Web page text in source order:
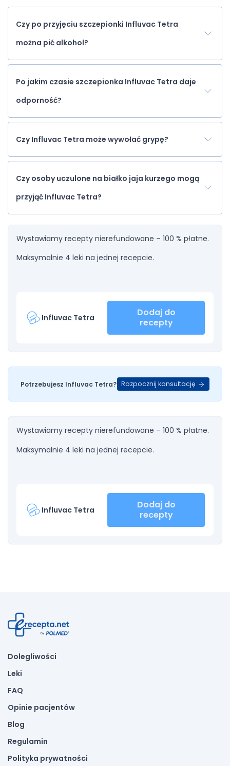
Czy po przyjęciu szczepionki Influvac Tetra
można pić alkohol?
Po jakim czasie szczepionka Influvac Tetra daje
odporność?
Czy Influvac Tetra może wywołać grypę?
Czy osoby uczulone na białko jaja kurzego mogą
przyjąć Influvac Tetra?
Wystawiamy recepty nierefundowane – 100 % płatne.
Maksymalnie 4 leki na jednej recepcie.
Influvac Tetra
Dodaj do
recepty
Potrzebujesz Influvac Tetra? Rozpocznij konsultację
Wystawiamy recepty nierefundowane – 100 % płatne.
Maksymalnie 4 leki na jednej recepcie.
Influvac Tetra
Dodaj do
recepty
Dolegliwości
Leki
FAQ
Opinie pacjentów
Blog
Regulamin
Polityka prywatności